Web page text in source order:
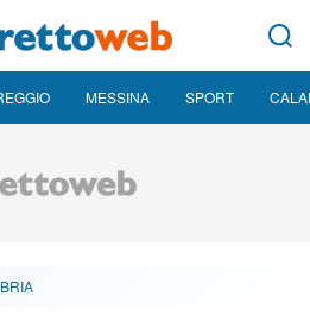
MESSINA SPORT